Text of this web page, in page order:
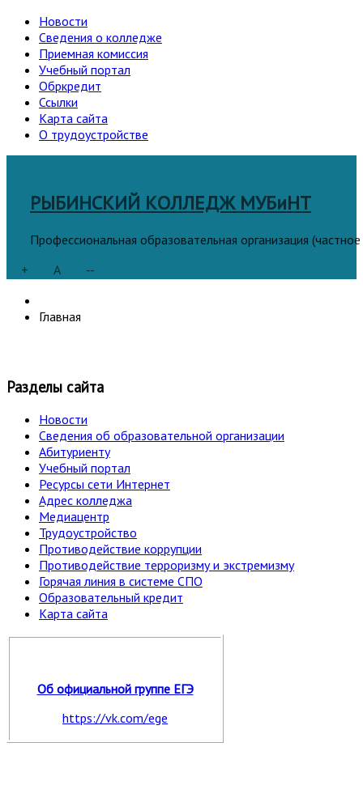
Новости
Сведения о колледже
Приемная комиссия
Учебный портал
Обркредит
Ссылки
Карта сайта
О трудоустройстве
РЫБИНСКИЙ КОЛЛЕДЖ МУБиНТ
Профессиональная образовательная организация
+
A --
Главная
Разделы сайта
Новости
Сведения об образовательной организации
Абитуриенту
Учебный портал
Ресурсы сети Интернет
Адрес колледжа
Медиацентр
Трудоустройство
Противодействие коррупции
Противодействие терроризму и экстремизму
Горячая линия в системе СПО
Образовательный кредит
Карта сайта
Об официальной группе ЕГЭ
https://vk.com/ege